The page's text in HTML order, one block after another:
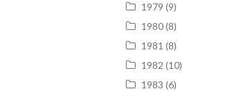
1979 (9)
1980(8)
1981 (8)
1982 (10)
1983 (6)